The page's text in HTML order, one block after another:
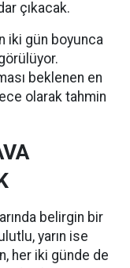
çıkacak.
iki gün boyunca
beklenen en
olarak tahmin
belirgin bir
yarın ise
her iki günde de